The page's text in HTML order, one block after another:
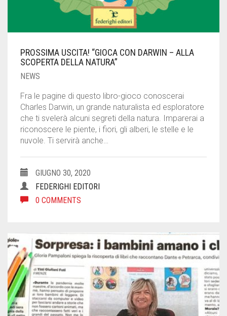
PROSSIMA USCITA! “GIOCA CON DARWIN – ALLA
SCOPERTA DELLA NATURA”
NEWS
Fra le pagine di questo libro-gioco conoscerai
Charles Darwin, un grande naturalista ed esploratore
che ti svelerà alcuni segreti della natura. Imparerai a
riconoscere le piente, i fiori, gli alberi, le stelle e le
nuvole. Ti servirà anche…
GIUGNO 30, 2020
FEDERIGHI EDITORI
0 COMMENTS